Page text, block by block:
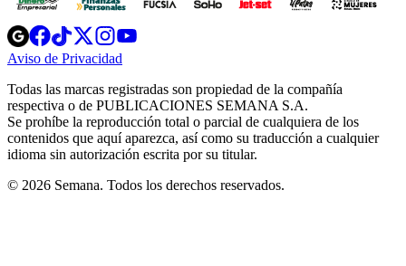
Opens
in
new
Opens
in
new
Opens
in
new
window
Opens
new
windowwindow
Aviso de Privacidad
new
window
Todas las marcas registradas son propiedad de la compañía
respectiva o de PUBLICACIONES SEMANA S.A.
Se prohíbe la reproducción total o parcial de cualquiera de los
contenidos que aquí aparezca, así como su traducción a cualquier
idioma sin autorización escrita por su titular.
© 2026 Semana. Todos los derechos reservados.